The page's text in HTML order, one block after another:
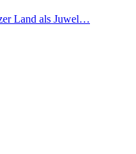
Land als Juwel…